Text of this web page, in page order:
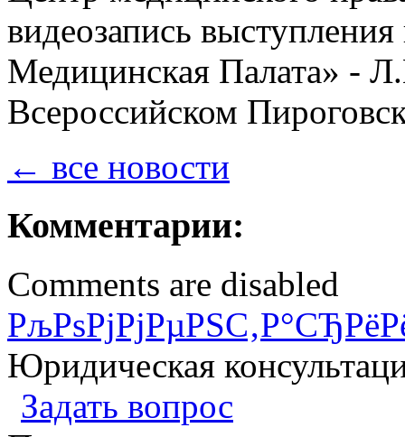
видеозапись
Медицинская Палата» -
Всероссийском
← все новости
Комментарии:
Comments are disabled
Юридическая
Задать вопрос